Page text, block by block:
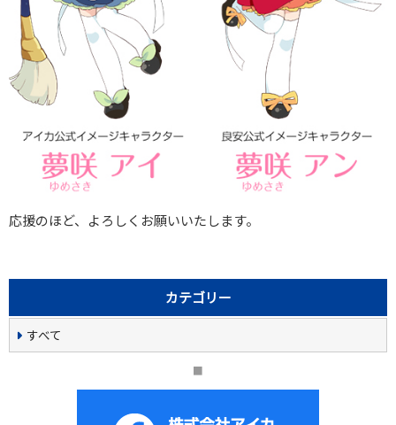
応援のほど、よろしくお願いいたします。
カテゴリー
すべて
■